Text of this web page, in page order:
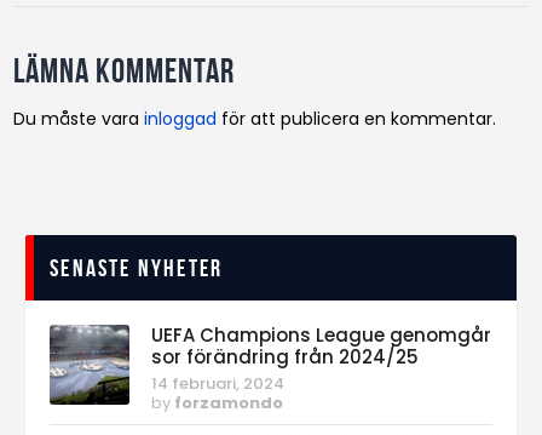
Lämna kommentar
Du måste varainloggad för att publicera en kommentar.
Senaste nyheter
UEFA Champions League genomgår
sor förändring från 2024/25
14 februari, 2024
by forzamondo